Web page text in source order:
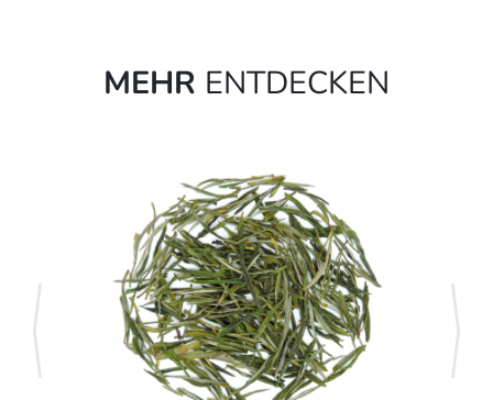
MEHR ENTDECKEN
zurück